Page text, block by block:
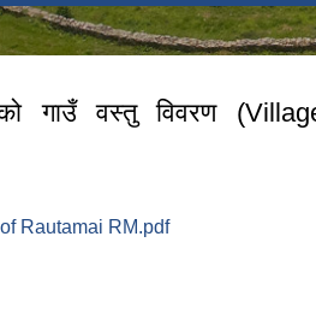
गाउँ वस्तु विवरण
Rautamai RM.pdf